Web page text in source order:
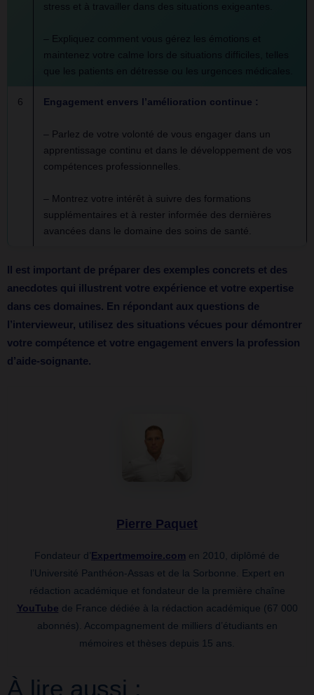
stress et à travailler dans des situations exigeantes.
– Expliquez comment vous gérez les émotions et
maintenez votre calme lors de situations difficiles, telles
que les patients en détresse ou les urgences médicales.
6 Engagement envers l’amélioration continue :
– Parlez de votre volonté de vous engager dans un
apprentissage continu et dans le développement de vos
compétences professionnelles.
– Montrez votre intérêt à suivre des formations
supplémentaires et à rester informée des dernières
avancées dans le domaine des soins de santé.
Il est important de préparer des exemples concrets et des
anecdotes qui illustrent votre expérience et votre expertise
dans ces domaines. En répondant aux questions de
l’intervieweur, utilisez des situations vécues pour démontrer
votre compétence et votre engagement envers la profession
d’aide-soignante.
Pierre Paquet
Fondateur d’Expertmemoire.com en 2010, diplômé de
l’Université Panthéon-Assas et de la Sorbonne. Expert en
rédaction académique et fondateur de la première chaîne
YouTube de France dédiée à la rédaction académique (67 000
abonnés). Accompagnement de milliers d’étudiants en
mémoires et thèses depuis 15 ans.
À lire aussi :